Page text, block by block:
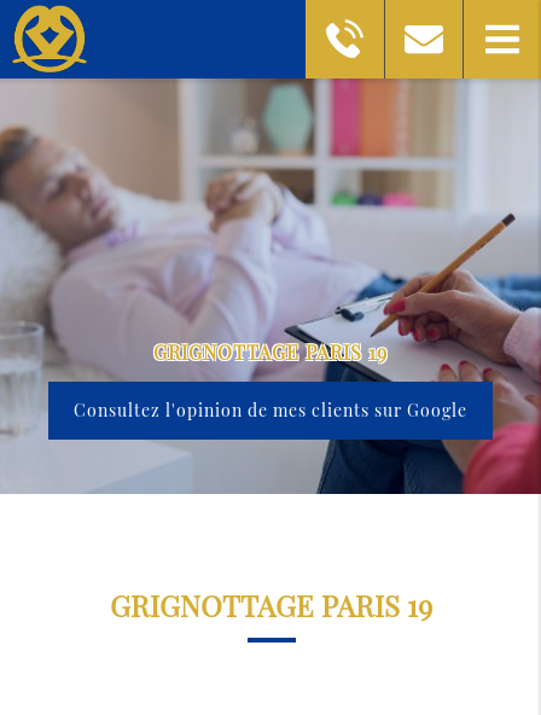
GRIGNOTTAGE PARIS 19
Consultez l'opinion de mes clients sur Google
GRIGNOTTAGE PARIS 19